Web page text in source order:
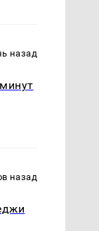
назад
назад